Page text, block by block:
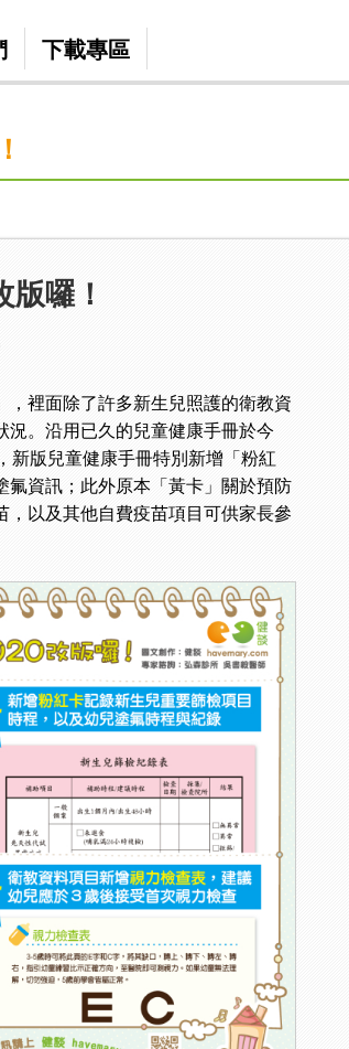
下載專區
囉！
裡面除了許多新生兒照護的衛教資
。沿用已久的兒童健康手冊於今
新版兒童健康手冊特別新增「粉紅
資訊；此外原本「黃卡」關於預防
以及其他自費疫苗項目可供家長參